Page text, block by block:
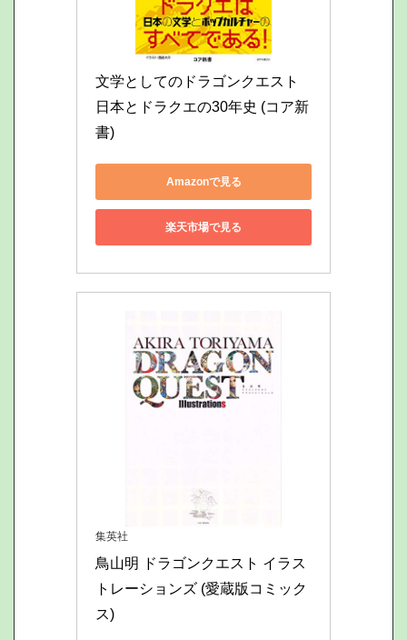
文学としてのドラゴンクエスト
日本とドラクエの30年史 (コア新
書)
Amazonで見る
楽天市場で見る
集英社
鳥山明 ドラゴンクエスト イラス
トレーションズ (愛蔵版コミック
ス)